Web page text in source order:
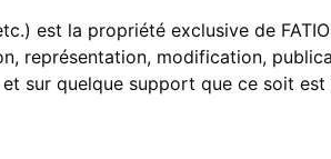
est la propriété exclusive de
représentation, modification,
sur quelque support que ce soit est